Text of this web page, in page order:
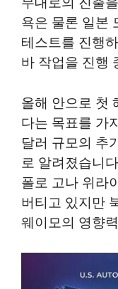
욕은 물론 일본
테스트를 진행
바 작업을 진행
올해 안으로 첫
다는 목표를 가
달러 규모의 추
로 알려졌습니
폴로 고나 위라
버티고 있지만
웨이모의 영향